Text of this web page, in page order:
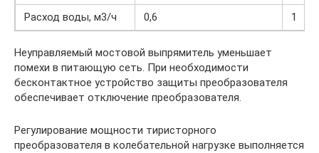
Расход воды, м3/ч
0,6 1
Неуправляемый мостовой выпрямитель уменьшает
помехи в питающую сеть. При необходимости
бесконтактное устройство защиты преобразователя
обеспечивает отключение преобразователя.
Регулирование мощности тиристорного
преобразователя в колебательной нагрузке выполняется